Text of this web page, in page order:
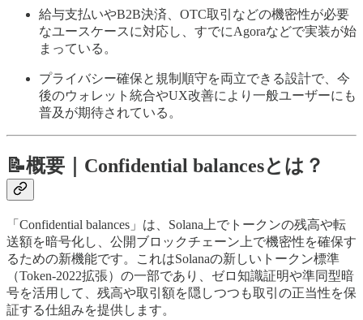
給与支払いやB2B決済、OTC取引などの機密性が必要
なユースケースに対応し、すでにAgoraなどで実装が始
まっている。
プライバシー確保と規制順守を両立できる設計で、今
後のウォレット統合やUX改善により一般ユーザーにも
普及が期待されている。
📝概要｜Confidential balancesとは？
「Confidential balances」は、Solana上でトークンの残高や転
送額を暗号化し、公開ブロックチェーン上で機密性を確保す
るための新機能です。これはSolanaの新しいトークン標準
（Token-2022拡張）の一部であり、ゼロ知識証明や準同型暗
号を活用して、残高や取引額を隠しつつも取引の正当性を保
証する仕組みを提供します。